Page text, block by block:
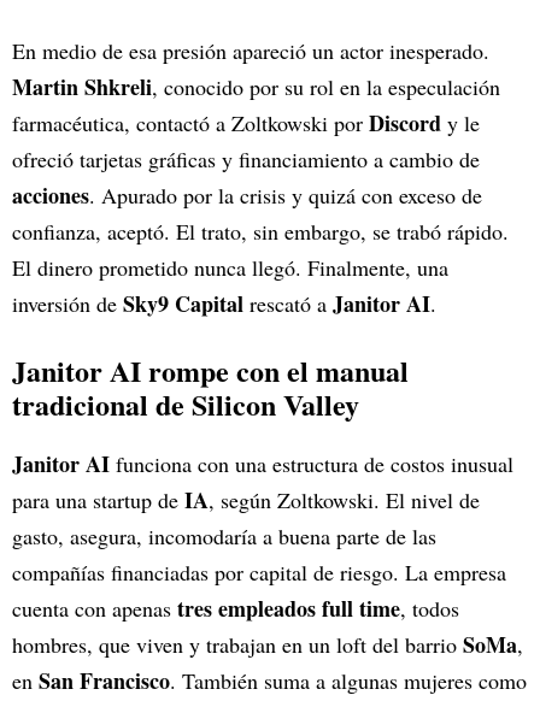
En medio de esa presión apareció un actor inesperado.
Martin Shkreli, conocido por su rol en la especulación
farmacéutica, contactó a Zoltkowski por Discord y le
ofreció tarjetas gráficas y financiamiento a cambio de
acciones. Apurado por la crisis y quizá con exceso de
confianza, aceptó. El trato, sin embargo, se trabó rápido.
El dinero prometido nunca llegó. Finalmente, una
inversión de Sky9 Capital rescató a Janitor AI.
Janitor AI rompe con el manual
tradicional de Silicon Valley
Janitor AI funciona con una estructura de costos inusual
para una startup de IA, según Zoltkowski. El nivel de
gasto, asegura, incomodaría a buena parte de las
compañías financiadas por capital de riesgo. La empresa
cuenta con apenas tres empleados full time, todos
hombres, que viven y trabajan en un loft del barrio SoMa,
en San Francisco. También suma a algunas mujeres como